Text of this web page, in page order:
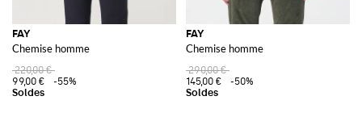
FAY
Chemise homme
220,00 €
99,00 €
-55%
FAY
Chemise homme
290,00 €
145,00 €
-50%